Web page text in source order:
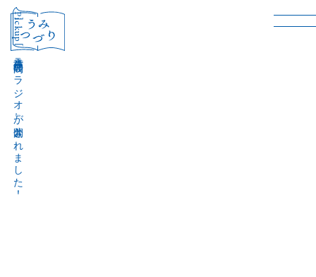
［Pickup］
音声作品『波間のラジオ』が公開されました！